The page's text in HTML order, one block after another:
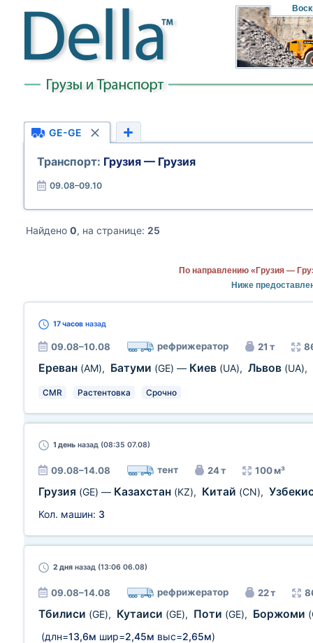
GE-GE
Транспорт: Грузия — Грузия
09.08–09.10
Найдено 0, на странице: 25
По направлению «Грузия —
Ниже
17 часов назад
09.08–10.08 рефрижератор 21 т
Ереван (AM), Батуми (GE) — Киев (UA), Львов (UA),
CMR Растентовка Срочно
1 день назад (08:35 07.08)
09.08–14.08 тент 24 т 100 м³
Грузия (GE) — Казахстан (KZ), Китай (CN),
Кол. машин: 3
2 дня назад (13:06 06.08)
09.08–14.08 рефрижератор 22 т
Тбилиси (GE), Кутаиси (GE), Поти (GE), Боржоми
(длн=13,6м шир=2,45м выс=2,65м)